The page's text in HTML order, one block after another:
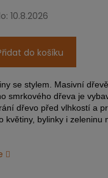
10.8.2026
do košíku
se stylem. Masivní
smrkového dřeva je
dřevo před vlhkostí a
květiny, bylinky i zeleninu